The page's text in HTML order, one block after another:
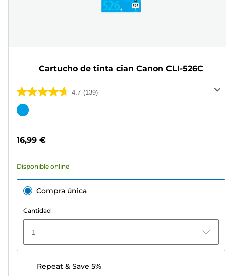
Cartucho de tinta cian Canon CLI-526C
4.7 (139)
4.7
de
139
Cartucho
16,99 €
Disponible online
Compra única
Cantidad
1
Repeat & Save 5%